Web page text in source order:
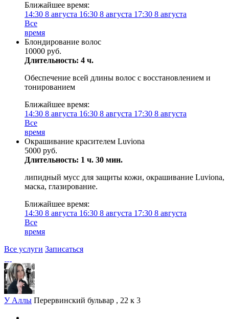
Ближайшее время:
14:30 8 августа 16:30 8 августа 17:30 8 августа
Все
время
Блондирование волос
10000 руб.
Длительность: 4 ч.
Обеспечение всей длины волос с восстановлением и
тонированием
Ближайшее время:
14:30 8 августа 16:30 8 августа 17:30 8 августа
Все
время
Окрашивание красителем Luviona
5000 руб.
Длительность: 1 ч. 30 мин.
липидный мусс для защиты кожи, окрашивание Luviona,
маска, глазирование.
Ближайшее время:
14:30 8 августа 16:30 8 августа 17:30 8 августа
Все
время
Все услуги Записаться
У Аллы Перервинский бульвар , 22 к 3